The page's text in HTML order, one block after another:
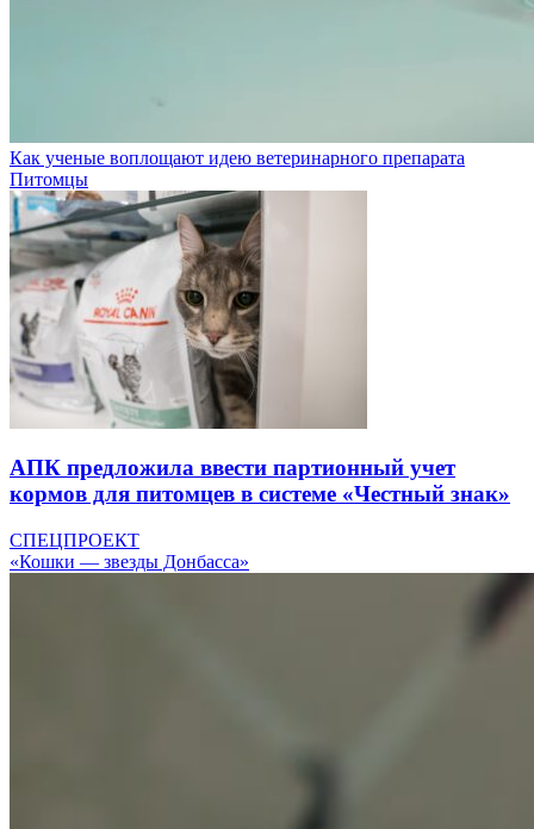
Как ученые воплощают идею ветеринарного препарата
Питомцы
АПК предложила ввести партионный учет
кормов для питомцев в системе «Честный знак»
СПЕЦПРОЕКТ
«Кошки — звезды Донбасса»